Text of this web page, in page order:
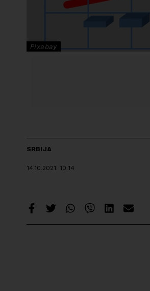
Pixabay
SRBIJA
14.10.2021. 10:14